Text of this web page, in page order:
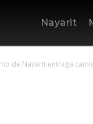
Nayarit
de Nayarit entrega